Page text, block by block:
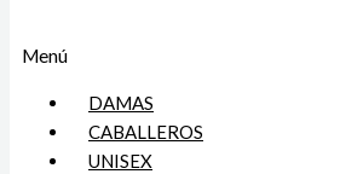
Menú
DAMAS
CABALLEROS
UNISEX